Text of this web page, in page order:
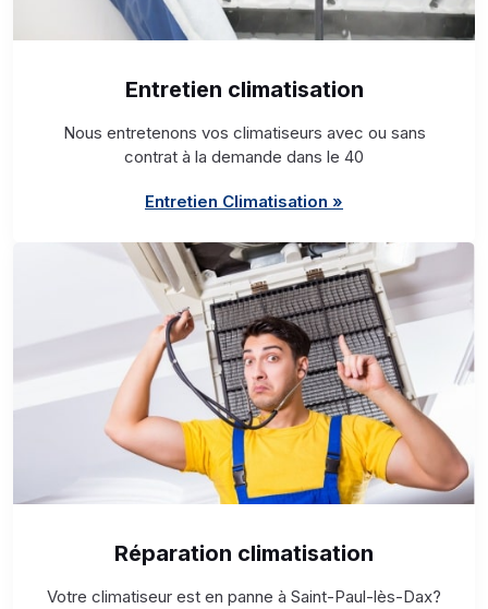
Entretien climatisation
Nous entretenons vos climatiseurs avec ou sans
contrat à la demande dans le 40
Entretien Climatisation »
Réparation climatisation
Votre climatiseur est en panne à Saint-Paul-lès-Dax?